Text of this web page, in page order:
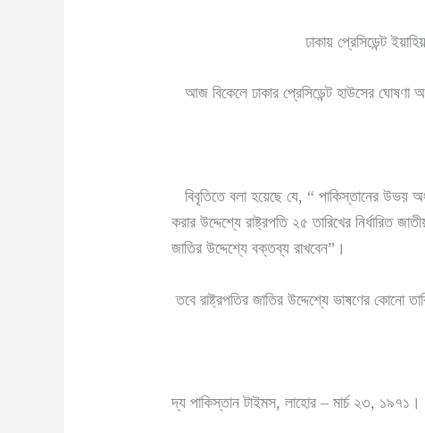
ঢাকায় প্রেসিডেন্ট ইয়াহিয়া
আজ বিকেলে ঢাকার প্রেসিডেন্ট হাউসের ঘোষণা
বিবৃতিতে বলা হয়েছে যে, “ পাকিস্তানের উভয়
করার উদ্দেশ্যে রাষ্ট্রপতি ২৫ তারিখের
জাতির উদ্দেশ্যে বক্তব্য রাখবেন”।
তবে রাষ্ট্রপতির জাতির উদ্দেশ্যে ভাষণের কোনো
দ্য পাকিস্তান টাইমস, লাহোর – মার্চ ২৩, ১৯৭১।